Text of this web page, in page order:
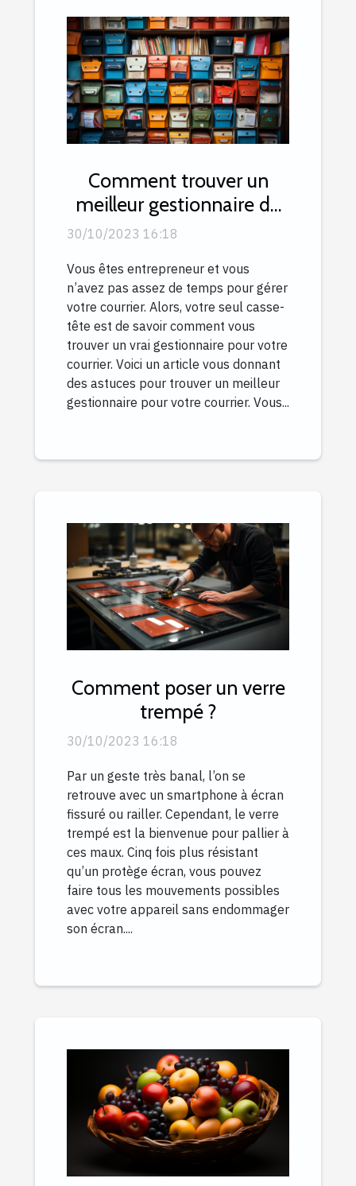
Comment trouver un
meilleur gestionnaire de
courrier ?
30/10/2023 16:18
Vous êtes entrepreneur et vous
n’avez pas assez de temps pour gérer
votre courrier. Alors, votre seul casse-
tête est de savoir comment vous
trouver un vrai gestionnaire pour votre
courrier. Voici un article vous donnant
des astuces pour trouver un meilleur
gestionnaire pour votre courrier. Vous...
Comment poser un verre
trempé ?
30/10/2023 16:18
Par un geste très banal, l’on se
retrouve avec un smartphone à écran
fissuré ou railler. Cependant, le verre
trempé est la bienvenue pour pallier à
ces maux. Cinq fois plus résistant
qu’un protège écran, vous pouvez
faire tous les mouvements possibles
avec votre appareil sans endommager
son écran....